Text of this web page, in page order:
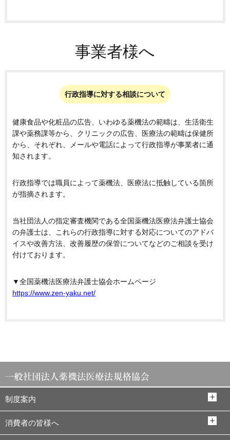
事業者様へ
行政指導に対する相談について
健康食品や化粧品の広告、いわゆる薬機法の範疇は、生活衛生
課や薬務課等から、クリニックの広告、医療法の範疇は保健所
から、それぞれ、メールや電話によって行政指導が事業者に通
知されます。
行政指導では職員によって薬機法、医療法に抵触している箇所
が指摘されます。
当社団法人の指定審査機関である全国薬機法医療法弁護士協会
の弁護士は、これらの行政指導に対する対応についてのアドバ
イスや改善方法、改善履歴の保管についてなどのご相談を受け
付けております。
▼全国薬機法医療法弁護士協会ホームページ
https://www.zen-yaku.net/
制度案内
消費者の皆様へ